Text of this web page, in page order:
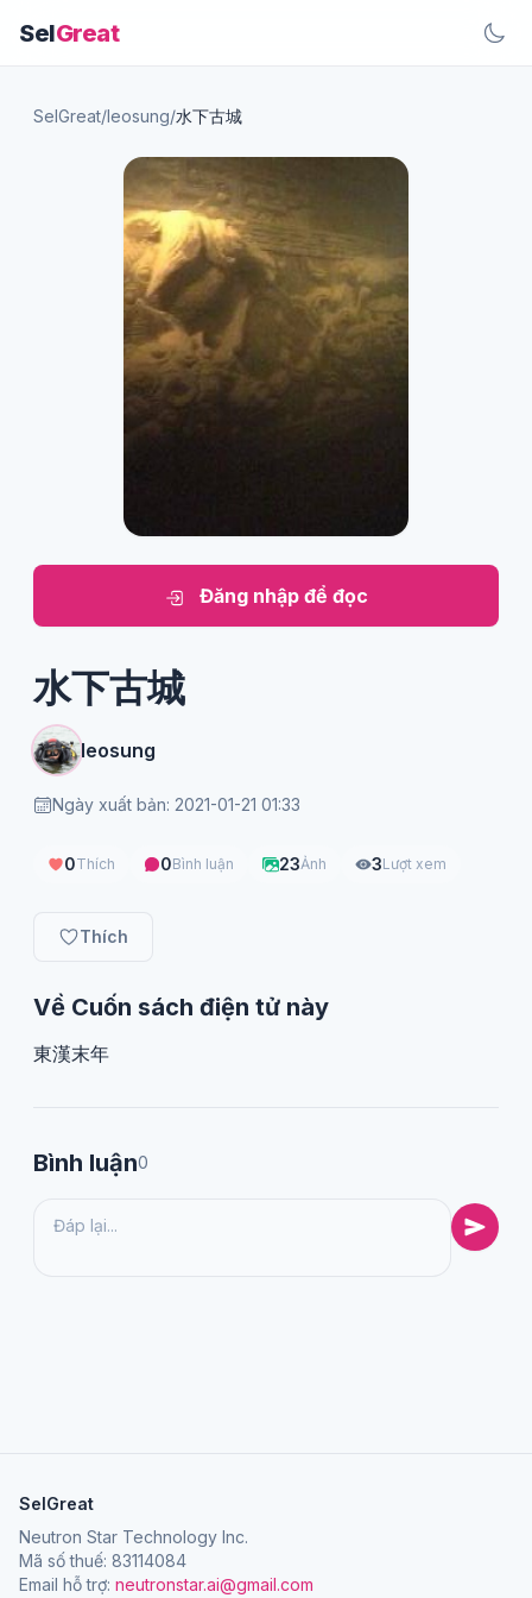
SelGreat
SelGreat/leosung/水下古城
Đăng nhập để đọc
水下古城
leosung
Ngày xuất bản: 2021-01-21 01:33
0Thích 0Bình luận 23Ảnh 3Lượt xem
Thích
Về Cuốn sách điện tử này
東漢末年
Bình luận0
SelGreat
Neutron Star Technology Inc.
Mã số thuế: 83114084
Email hỗ trợ: neutronstar.ai@gmail.com